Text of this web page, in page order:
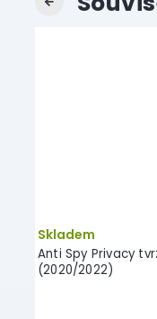
Průměrné
hodnocení
produktu
Anti Spy Privacy
(2020/2022)
Skladem